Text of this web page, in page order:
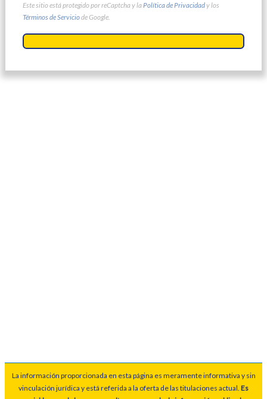
Este sitio está protegido por reCaptcha y la Política de Privacidady los
Términos de Serviciode Google.
La información proporcionada en esta página es meramente informativa y sin
vinculación jurídica y está referida a la oferta de las titulaciones actual. Es